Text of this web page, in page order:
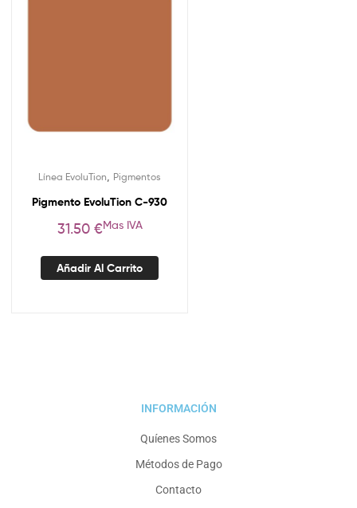
Línea EvoluTion Pigmentos
Pigmento EvoluTion C-930
31.50 €Mas IVA
Añadir Al Carrito
INFORMACIÓN
Quíenes Somos
Métodos de Pago
Contacto